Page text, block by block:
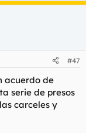
#47
acuerdo de
serie de presos
carceles y